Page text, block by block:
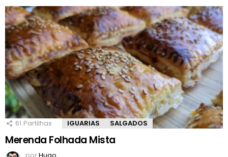
61 Partilhas IGUARIAS SALGADOS
Merenda Folhada Mista